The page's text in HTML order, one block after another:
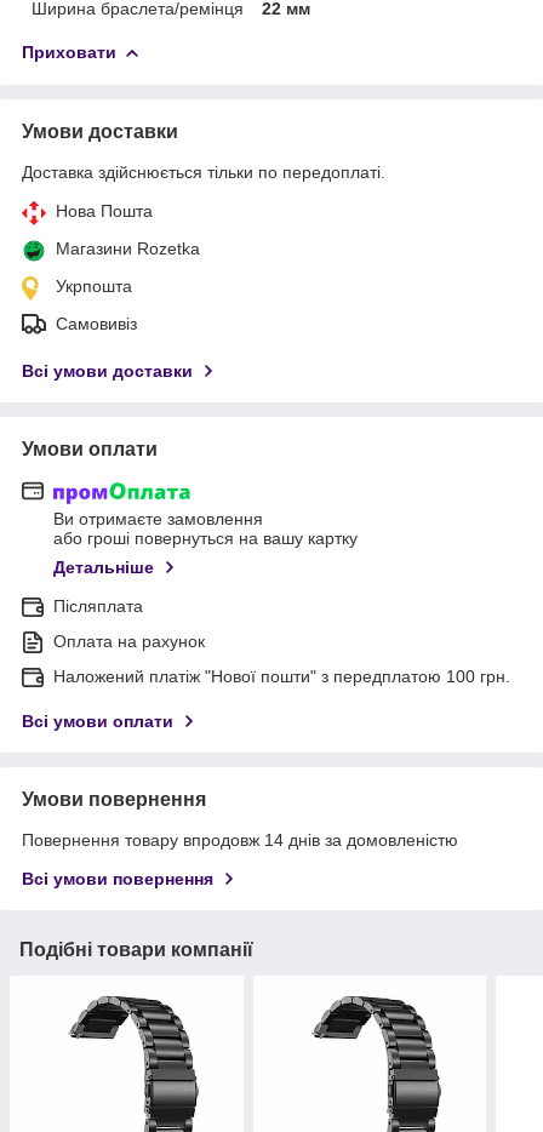
Ширина браслета/ремінця 22 мм
Приховати
Умови доставки
Доставка здійснюється тільки по передоплаті.
Нова Пошта
Магазини Rozetka
Укрпошта
Самовивіз
Всі умови доставки
Умови оплати
Ви отримаєте замовлення
або гроші повернуться на вашу картку
Детальніше
Післяплата
Оплата на рахунок
Наложений платіж "Нової пошти" з передплатою 100 грн.
Всі умови оплати
Умови повернення
Повернення товару впродовж 14 днів за домовленістю
Всі умови повернення
Подібні товари компанії